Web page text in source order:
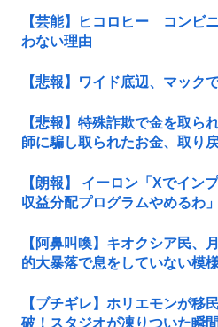
【芸能】ヒコロヒー コンビ
わない理由
【悲報】ワイド底辺、マック
【悲報】特殊詐欺で金を取ら
師に騙し取られたお金、取り
【朗報】 イーロン「Xでイン
収益分配プログラムやめるわ」
【阿鼻叫喚】キオクシア民、
的大暴落で息をしていない模
【ブチギレ】ホリエモンが移
破！スタジオが凍りついた瞬